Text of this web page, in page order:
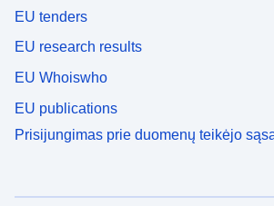
EU tenders
EU research results
EU Whoiswho
EU publications
Prisijungimas prie duomenų teikėjo